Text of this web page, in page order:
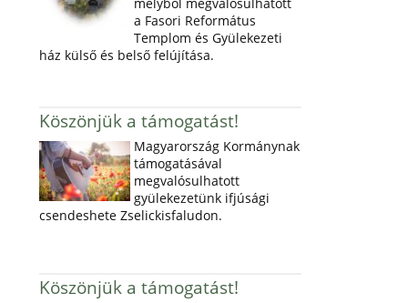
a Fasori Református
Templom és Gyülekezeti
ház külső és belső felújítása.
Köszönjük a támogatást!
Magyarország Kormánynak
támogatásával
megvalósulhatott
gyülekezetünk ifjúsági
csendeshete Zselickisfaludon.
Köszönjük a támogatást!